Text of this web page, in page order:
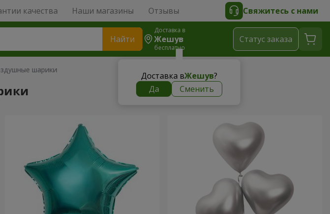
качества Наши магазины Отзывы Свяжитесь с нами
Найти
Доставка в
Жешув
бесплатно
Доставка вЖешув?
Да
Сменить
Cтатус заказа
шарики